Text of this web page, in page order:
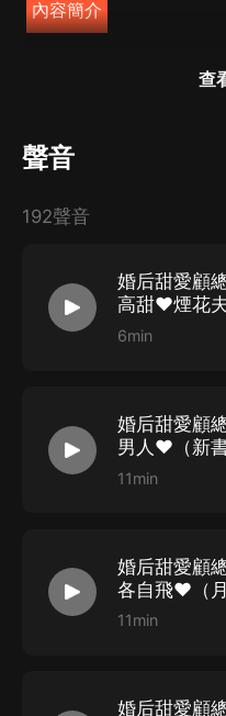
內容簡介
一場車禍讓他幾近植物人
回國第一天前腳目睹男友
婚后，顧總裁的寵妻模式
冷情的顧睿淵把所有的
可面對婆婆的刁難和身邊
STAFF
原著：妤有蓉嫣
策劃/導演：粉沐紫
劇本改編：粉沐紫
對軌：媛媛是你呀_KKB
查
聲音
192聲音
婚后甜愛顧
高甜❤️煙花
6min
婚后甜愛顧
男人❤️（新
啦）
11min
婚后甜愛顧
各自飛❤️（月
11min
婚后甜愛顧